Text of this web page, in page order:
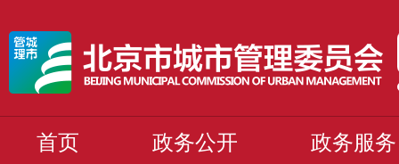
首页 政务公开 政务服务